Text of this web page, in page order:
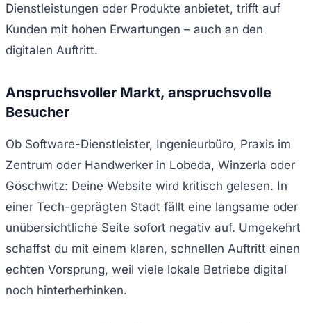
Dienstleistungen oder Produkte anbietet, trifft auf
Kunden mit hohen Erwartungen – auch an den
digitalen Auftritt.
Anspruchsvoller Markt, anspruchsvolle
Besucher
Ob Software-Dienstleister, Ingenieurbüro, Praxis im
Zentrum oder Handwerker in Lobeda, Winzerla oder
Göschwitz: Deine Website wird kritisch gelesen. In
einer Tech-geprägten Stadt fällt eine langsame oder
unübersichtliche Seite sofort negativ auf. Umgekehrt
schaffst du mit einem klaren, schnellen Auftritt einen
echten Vorsprung, weil viele lokale Betriebe digital
noch hinterherhinken.